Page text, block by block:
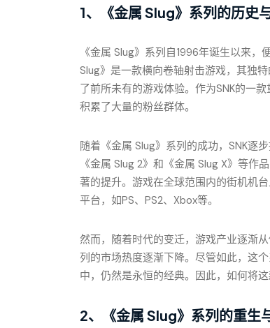
1、《金属 Slug》系列的历史
《金属 Slug》系列自1996年诞生以来
Slug》是一款横向卷轴射击游戏，其独
了前所未有的游戏体验。作为SNK的一
积累了大量的粉丝群体。
随着《金属 Slug》系列的成功，SNK逐
《金属 Slug 2》和《金属 Slug X》等
著的提升。游戏在全球范围内的街机机
平台，如PS、PS2、Xbox等。
然而，随着时代的变迁，游戏产业逐渐
列的市场热度逐渐下降。尽管如此，这
中，仍然是永恒的经典。因此，如何将
2、《金属 Slug》系列的重生